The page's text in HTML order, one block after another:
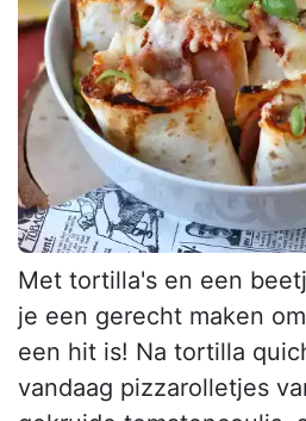
Met tortilla's en een
je een gerecht maken
een hit is! Na tortilla
vandaag pizzarolletjes